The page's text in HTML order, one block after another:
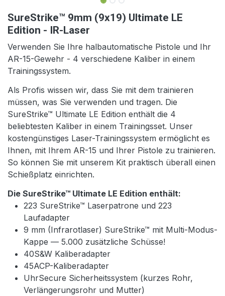
SureStrike™ 9mm (9x19) Ultimate LE
Edition - IR-Laser
Verwenden Sie Ihre halbautomatische Pistole und Ihr
AR-15-Gewehr - 4 verschiedene Kaliber in einem
Trainingssystem.
Als Profis wissen wir, dass Sie mit dem trainieren
müssen, was Sie verwenden und tragen. Die
SureStrike™ Ultimate LE Edition enthält die 4
beliebtesten Kaliber in einem Trainingsset. Unser
kostengünstiges Laser-Trainingssystem ermöglicht es
Ihnen, mit Ihrem AR-15 und Ihrer Pistole zu trainieren.
So können Sie mit unserem Kit praktisch überall einen
Schießplatz einrichten.
Die SureStrike™ Ultimate LE Edition enthält:
223 SureStrike™ Laserpatrone und 223
Laufadapter
9 mm (Infrarotlaser) SureStrike™ mit Multi-Modus-
Kappe — 5.000 zusätzliche Schüsse!
40S&W Kaliberadapter
45ACP-Kaliberadapter
UhrSecure Sicherheitssystem (kurzes Rohr,
Verlängerungsrohr und Mutter)